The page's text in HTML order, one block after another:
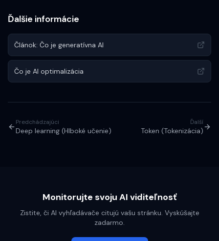
Ďalšie informácie
Článok: Čo je generatívna AI
Čo je AI optimalizácia
Predchádzajúci
Deep learning (Hlboké učenie)
Ďalší
Token (Tokenizácia)
Monitorujte svoju AI viditeľnosť
Zistite, či AI vyhľadávače citujú vašu stránku. Vyskúšajte
zadarmo.